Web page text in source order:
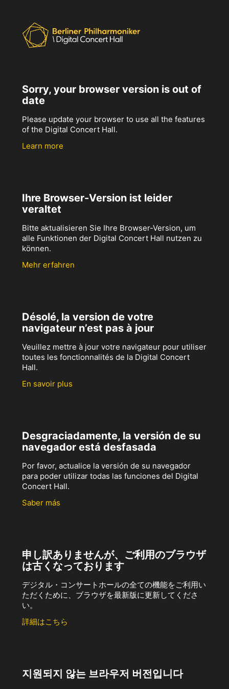
Sorry, your browser version is out of
date
Please update your browser to use all the features
of the Digital Concert Hall.
Learn more
Ihre Browser-Version ist leider
veraltet
Bitte aktualisieren Sie Ihre Browser-Version, um
alle Funktionen der Digital Concert Hall nutzen zu
können.
Mehr erfahren
Désolé, la version de votre
navigateur n’est pas à jour
Veuillez mettre à jour votre navigateur pour utiliser
toutes les fonctionnalités de la Digital Concert
Hall.
En savoir plus
Desgraciadamente, la versión de su
navegador está desfasada
Por favor, actualice la versión de su navegador
para poder utilizar todas las funciones del Digital
Concert Hall.
Saber más
申し訳ありませんが、ご利用のブラウザ
は古くなっております
デジタル・コンサートホールの全ての機能をご利用い
ただくために、ブラウザを最新版に更新してくださ
い。
詳細はこちら
지원되지 않는 브라우저 버전입니다